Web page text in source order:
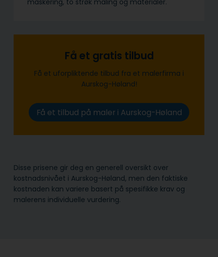
Få et gratis tilbud
Få et uforpliktende tilbud fra et malerfirma i
Aurskog-Høland!
Få et tilbud på maler i Aurskog-Høland
Disse prisene gir deg en generell oversikt over
kostnadsnivået i Aurskog-Høland, men den faktiske
kostnaden kan variere basert på spesifikke krav og
malerens individuelle vurdering.